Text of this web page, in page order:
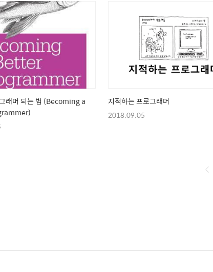
래머 되는 법 (Becoming a
지적하는 프로그래머
2018.09.05